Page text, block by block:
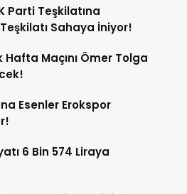
Parti Teşkilatına
Sahaya İniyor!
Hafta Maçını Ömer Tolga
Esenler Erokspor
6 Bin 574 Liraya